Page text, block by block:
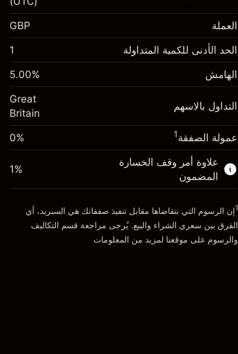
£1,000.00
رسم المبيت
-0.021273
(-£4.25)
المال من الرافعة المالية ~
الذهاب إلى المنصة
الهامش. استثمارك £1,000.00
رسم المبيت
-0.000645
(-£0.13)
حجم التداول مع الرافعة المالية ~ $
المال من الرافعة المالية ~
الذهاب إلى المنصة
العملة GBP
الحد الأدنى للكمية المتداولة 1
الهامش 5.00%
التداول بالاسهم
Great
Britain
عمولة الصفقة1
0%
علاوة أمر وقف الخسارة
المضمون
1%
1إن الرسوم التي نتقاضاها مقابل تنفيذ صفقاتك هي السبريد، أي
الفرق بين سعري الشراء والبيع. يُرجى مراجعة قسم التكاليف
والرسوم على موقعنا لمزيد من المعلومات